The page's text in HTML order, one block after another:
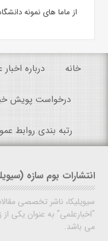
از ماما های نمونه
خانه درباره
درخواست پویش
رتبه بندی روابط
انتشارات بوم سازه
سیویلیکا، ناشر تخصصی
"اخبارعلمی" به عنوان یکی
می باشد.